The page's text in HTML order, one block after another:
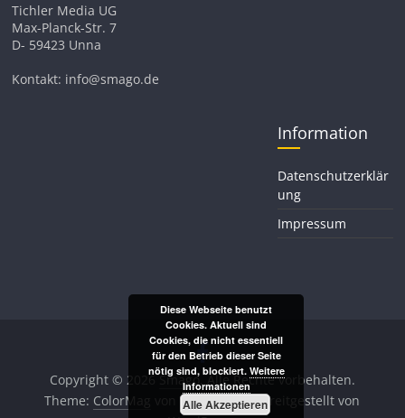
Tichler Media UG
Max-Planck-Str. 7
D- 59423 Unna
Kontakt: info@smago.de
Information
Datenschutzerklär
ung
Impressum
Copyright © 2026Smago. Alle Rechte vorbehalten.
Theme: ColorMag
von ThemeGrill. Bereitgestellt von
Diese Webseite benutzt
Cookies. Aktuell sind
Cookies, die nicht essentiell
für den Betrieb dieser Seite
nötig sind, blockiert. Weitere
Informationen
Alle Akzeptieren